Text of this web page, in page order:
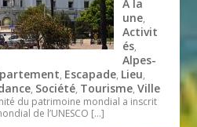
A la
une,
Activit
és,
Alpes-
, Escapade, Lieu,
, Société, Tourisme,Ville
du patrimoine mondial a inscrit
de l’UNESCO […]